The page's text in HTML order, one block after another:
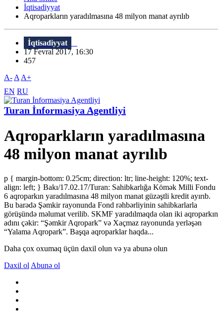
İqtisadiyyat
Aqroparkların yaradılmasına 48 milyon manat ayrılıb
İqtisadiyyat
17 Fevral 2017, 16:30
457
A- A A+
EN RU
Turan İnformasiya Agentliyi
Aqroparkların yaradılmasına
48 milyon manat ayrılıb
p { margin-bottom: 0.25cm; direction: ltr; line-height: 120%; text-
align: left; } Bakı/17.02.17/Turan: Sahibkarlığa Kömək Milli Fondu
6 aqroparkın yaradılmasına 48 milyon manat güzəştli kredit ayırıb.
Bu barədə Şəmkir rayonunda Fond rəhbərliyinin sahibkarlarla
görüşündə məlumat verilib. SKMF yaradılmaqda olan iki aqroparkın
adını çəkir: “Şəmkir Aqropark” və Xaçmaz rayonunda yerləşən
“Yalama Aqropark”. Başqa aqroparklar haqda...
Daha çox oxumaq üçün daxil olun və ya abunə olun
Daxil ol Abunə ol